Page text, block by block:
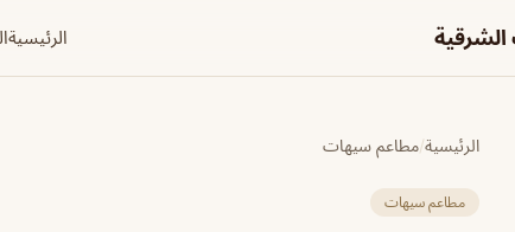
الرئيسية
الرئيسية/مطاعم سيهات
مطاعم سيهات